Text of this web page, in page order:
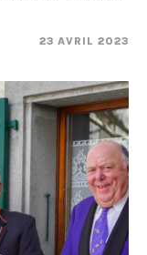
23 AVRIL 2023